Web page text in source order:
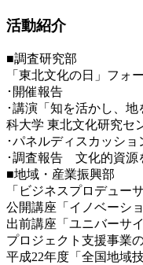
活動紹介
■調査研究部
「東北文化の日」フォ
･開催報告
･講演「知を活かし、
科大学 東北文化研究セ
･パネルディスカッショ
･調査報告 文化的資源
■地域・産業振興部
「ビジネスプロデュー
公開講座「イノベーシ
出前講座「ユニバーサ
プロジェクト支援事業
平成22年度「全国地域